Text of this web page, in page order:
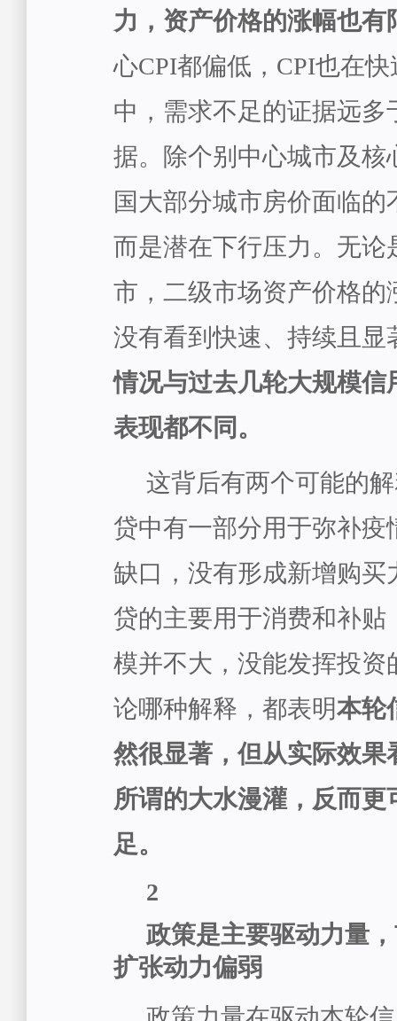
力，资产价格的涨幅也有
心CPI都偏低，CPI也在
中，需求不足的证据远多
据。除个别中心城市及核
国大部分城市房价面临的
而是潜在下行压力。无论
市，二级市场资产价格的
没有看到快速、持续且显
情况与过去几轮大规模信
表现都不同。
这背后有两个可能的
贷中有一部分用于弥补疫
缺口，没有形成新增购买
贷的主要用于消费和补贴
模并不大，没能发挥投资
论哪种解释，都表明本轮
然很显著，但从实际效果
所谓的大水漫灌，反而更
足。
2
政策是主要驱动力量
扩张动力偏弱